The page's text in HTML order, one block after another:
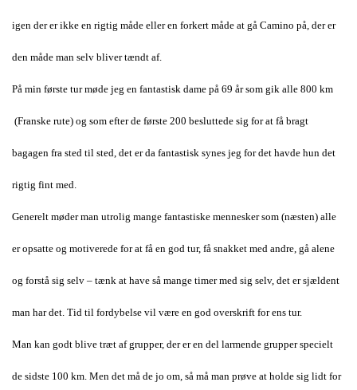
igen der er ikke en rigtig måde eller en forkert måde at gå Camino på, der er
den måde man selv bliver tændt af.
På min første tur møde jeg en fantastisk dame på 69 år som gik alle 800 km
(Franske rute) og som efter de første 200 besluttede sig for at få bragt
bagagen fra sted til sted, det er da fantastisk synes jeg for det havde hun det
rigtig fint med.
Generelt møder man utrolig mange fantastiske mennesker som (næsten) alle
er opsatte og motiverede for at få en god tur, få snakket med andre, gå alene
og forstå sig selv – tænk at have så mange timer med sig selv, det er sjældent
man har det. Tid til fordybelse vil være en god overskrift for ens tur.
Man kan godt blive træt af grupper, der er en del larmende grupper specielt
de sidste 100 km. Men det må de jo om, så må man prøve at holde sig lidt for